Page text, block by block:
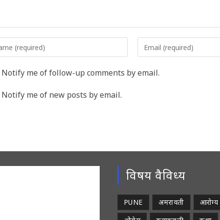
your
address
Notify me of follow-up comments by email.
Notify me of new posts by email.
विषय वैविध्य
PUNE अमरावती आरोग्य